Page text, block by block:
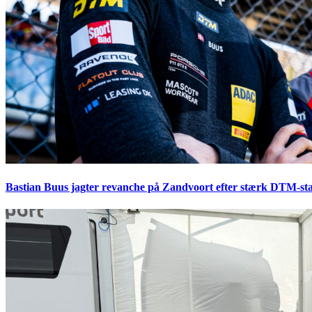
Bastian Buus jagter revanche på Zandvoort efter stærk DTM-